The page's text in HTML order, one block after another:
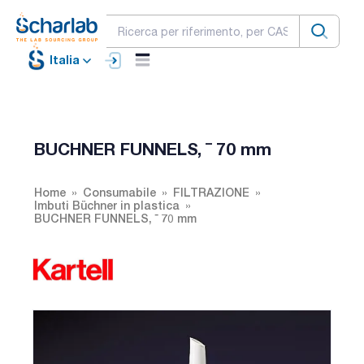
Italia
BUCHNER FUNNELS, ¯ 70 mm
Home Consumabile
FILTRAZIONE
Imbuti Büchner in plastica
BUCHNER FUNNELS, ¯ 70 mm